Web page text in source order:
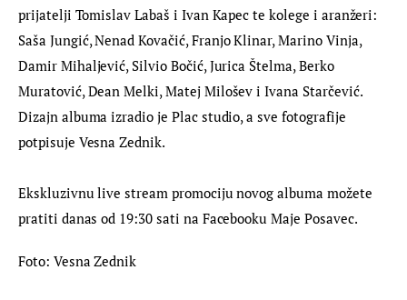
prijatelji Tomislav Labaš i Ivan Kapec te kolege i aranžeri:
Saša Jungić, Nenad Kovačić, Franjo Klinar, Marino Vinja,
Damir Mihaljević, Silvio Bočić, Jurica Štelma, Berko
Muratović, Dean Melki, Matej Milošev i Ivana Starčević.
Dizajn albuma izradio je Plac studio, a sve fotografije
potpisuje Vesna Zednik.
Ekskluzivnu live stream promociju novog albuma možete
pratiti danas od 19:30 sati na Facebooku Maje Posavec.
Foto: Vesna Zednik